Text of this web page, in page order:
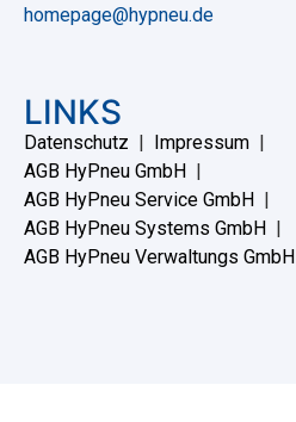
homepage@hypneu.de
LINKS
Datenschutz | Impressum |
AGB HyPneu GmbH |
AGB HyPneu Service GmbH |
AGB HyPneu Systems GmbH |
AGB HyPneu Verwaltungs GmbH